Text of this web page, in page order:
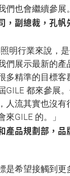
們也會繼續參展
，副總裁，孔帆
照明行業來說，
們展示最新的產
多精準的目標客
GILE 都來參展
人流其實也沒有
GILE 的。」
產品規劃部，品
是希望接觸到